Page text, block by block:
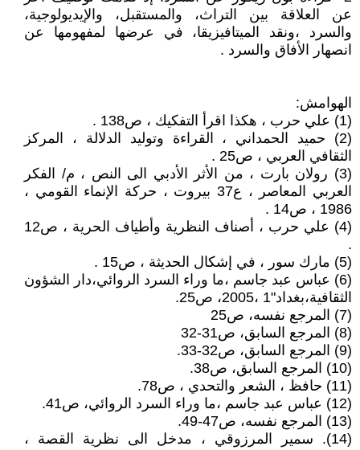
عن العلاقة بين التراث، والمستقبل، والإيديولوجية،
والسرد ،ونقد الميتافيزيقا، في عرضها لمفهومها عن
انصهار الأفاق والسرد .
الهوامش:
(1) علي حرب ، هكذا اقرأ التفكيك ، ص138 .
(2) حميد الحمداني ، القراءة وتوليد الدلالة ، المركز
الثقافي العربي ، ص25 .
(3) رولان بارت ، من الأثر الأدبي الى النص ، م/ الفكر
العربي المعاصر ، ع37 بيروت ، حركة الإنماء القومي ،
1986 ، ص14 .
(4) علي حرب ، أصناف النظرية وأطياف الحرية ، ص12
.
(5) مارك سور ، في إشكال الحديثة ، ص15 .
(6) عباس عبد جاسم ،ما وراء السرد الروائي،دار الشؤون
الثقافية،بغداد"1 ،2005، ص25.
(7) المرجع نفسه، ص25
(8) المرجع السابق، ص31-32
(9) المرجع السابق، ص32-33.
(10) المرجع السابق، ص38.
(11) حافظ ، الشعر والتحدي ، ص78.
(12) عباس عبد جاسم ،ما وراء السرد الروائي، ص41.
(13) المرجع نفسه، ص47-49.
(14). سمير المرزوقي ، مدخل الى نظرية القصة ،